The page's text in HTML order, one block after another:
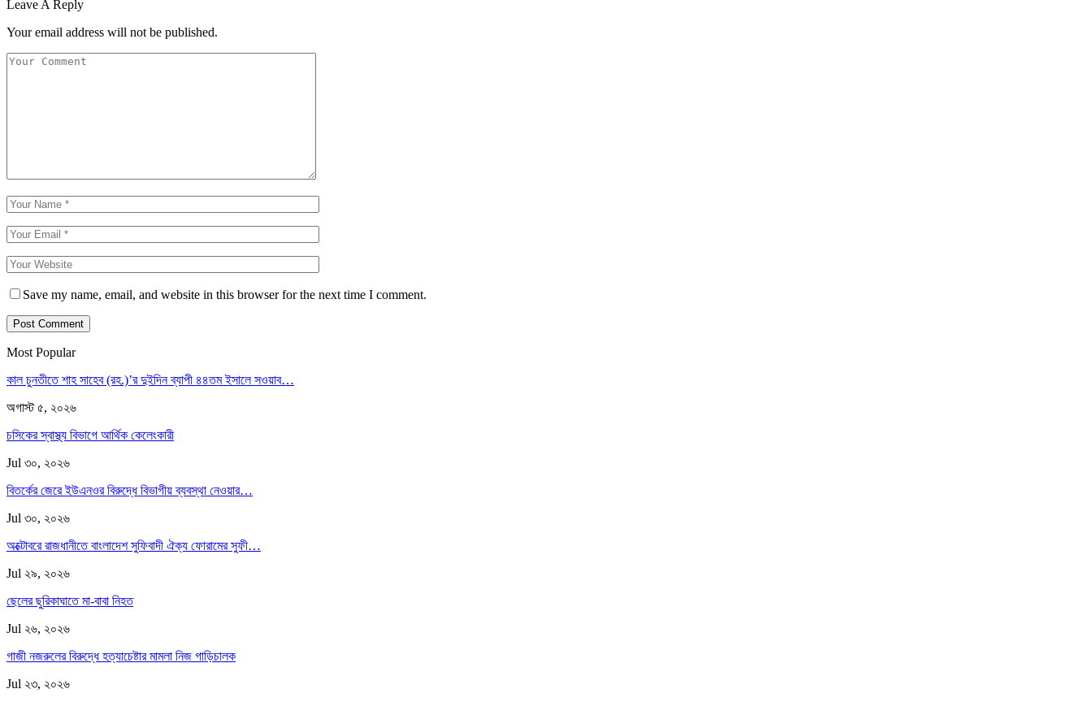
Leave A Reply
Your email address will not be published.
Save my name, email, and website in this browser for the next time I comment.
Most Popular
কাল চুনতীতে শাহ সাহেব (রহ.)’র দুইদিন ব্যাপী ৪৪তম ইসালে সওয়াব…
অগাস্ট ৫, ২০২৬
চসিকের স্বাস্থ্য বিভাগে আর্থিক কেলেংকারী
Jul ৩০, ২০২৬
বিতর্কের জেরে ইউএনওর বিরুদ্ধে বিভাগীয় ব্যবস্থা নেওয়ার…
Jul ৩০, ২০২৬
অক্টোবরে রাজধানীতে বাংলাদেশ সুফিবাদী ঐক্য ফোরামের সুফী…
Jul ২৯, ২০২৬
ছেলের ছুরিকাঘাতে মা-বাবা নিহত
Jul ২৬, ২০২৬
গাজী নজরুলের বিরুদ্ধে হত্যাচেষ্টার মামলা নিজ গাড়িচালক
Jul ২৩, ২০২৬